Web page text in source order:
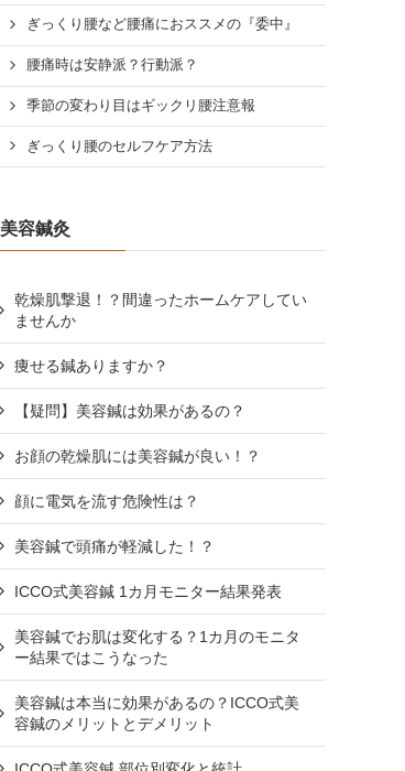
ぎっくり腰など腰痛におススメの『委中』
腰痛時は安静派？行動派？
季節の変わり目はギックリ腰注意報
ぎっくり腰のセルフケア方法
美容鍼灸
乾燥肌撃退！？間違ったホームケアしてい
ませんか
痩せる鍼ありますか？
【疑問】美容鍼は効果があるの？
お顔の乾燥肌には美容鍼が良い！？
顔に電気を流す危険性は？
美容鍼で頭痛が軽減した！？
ICCO式美容鍼 1カ月モニター結果発表
美容鍼でお肌は変化する？1カ月のモニタ
ー結果ではこうなった
美容鍼は本当に効果があるの？ICCO式美
容鍼のメリットとデメリット